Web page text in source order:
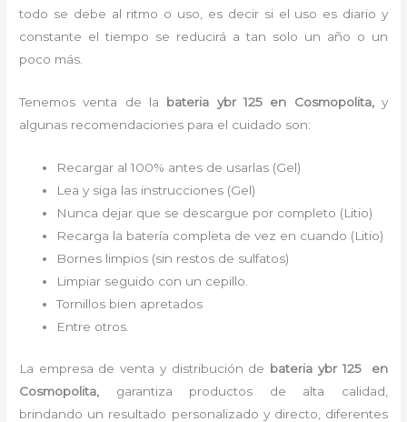
todo se debe al ritmo o uso, es decir si el uso es diario y
constante el tiempo se reducirá a tan solo un año o un
poco más.
Tenemosventa de la bateria ybr 125 en Cosmopolita, y
algunas recomendaciones para el cuidado son:
Recargar al 100% antes de usarlas (Gel)
Lea y siga las instrucciones (Gel)
Nunca dejar que se descargue por completo (Litio)
Recarga la batería completa de vez en cuando (Litio)
Bornes limpios (sin restos de sulfatos)
Limpiar seguido con un cepillo.
Tornillos bien apretados
Entre otros.
La empresa de venta y distribución de bateria ybr 125
en
Cosmopolita, garantiza productos de alta calidad,
brindando un resultado personalizado y directo, diferentes